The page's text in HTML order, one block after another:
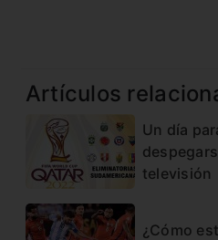
Artículos
Un día
televisión
¿Cómo